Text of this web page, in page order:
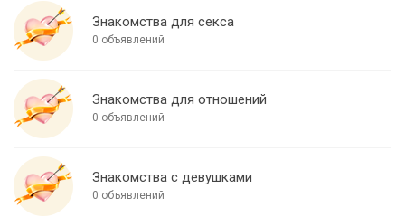
Знакомства для секса
0 объявлений
Знакомства для отношений
0 объявлений
Знакомства с девушками
0 объявлений